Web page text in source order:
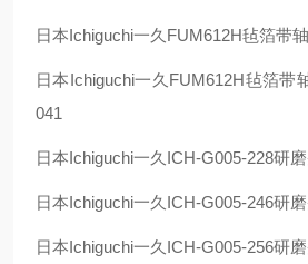
日本Ichiguchi一久 FUM612H毡箔带
日本Ichiguchi一久 FUM612H毡箔带
041
日本Ichiguchi一久 ICH-G005-228研
日本Ichiguchi一久 ICH-G005-246研
日本Ichiguchi一久 ICH-G005-256研